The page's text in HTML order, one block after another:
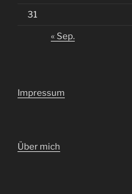
31
« Sep.
Impressum
Über mich